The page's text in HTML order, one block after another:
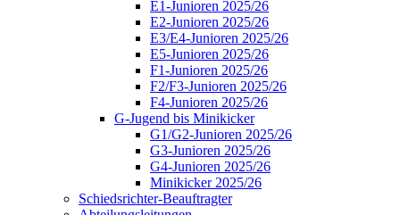
E1-Junioren 2025/26
E2-Junioren 2025/26
E3/E4-Junioren 2025/26
E5-Junioren 2025/26
F1-Junioren 2025/26
F2/F3-Junioren 2025/26
F4-Junioren 2025/26
G-Jugend bis Minikicker
G1/G2-Junioren 2025/26
G3-Junioren 2025/26
G4-Junioren 2025/26
Minikicker 2025/26
Schiedsrichter-Beauftragter